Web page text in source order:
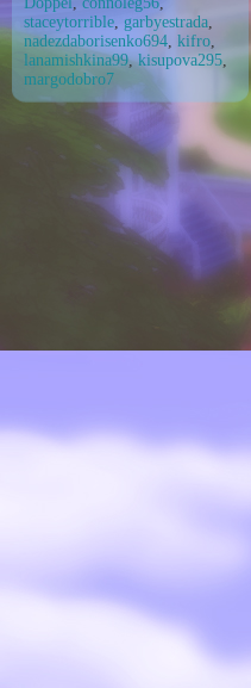
staceytorrible, garbyestrada,
nadezdaborisenko694, kifro,
lanamishkina99,kisupova295,
margodobro7